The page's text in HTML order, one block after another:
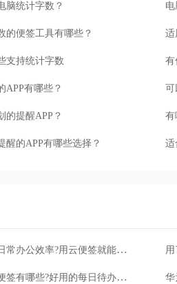
脑统计字数？
的便签工具有哪些？ 适
支持统计字数 有
APP有哪些？ 可
的提醒APP？ 有
醒的APP有哪些选择？ 适
有哪些软件可以提高日常办公效率?用云便签就能提升办公效率 用
简洁好用功能全面的便签有哪些?好用的每日待办便签软件下载 华